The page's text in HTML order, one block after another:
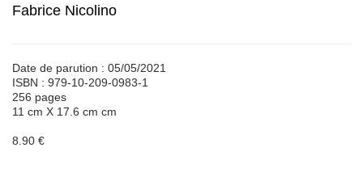
Fabrice Nicolino
Date de parution : 05/05/2021
ISBN : 979-10-209-0983-1
256 pages
11 cm X 17.6 cm cm
8.90 €